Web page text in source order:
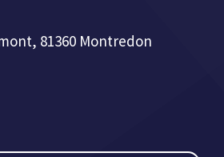
81360 Montredon